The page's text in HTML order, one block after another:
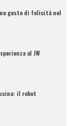
gesto di felicità nel
al JW
il robot